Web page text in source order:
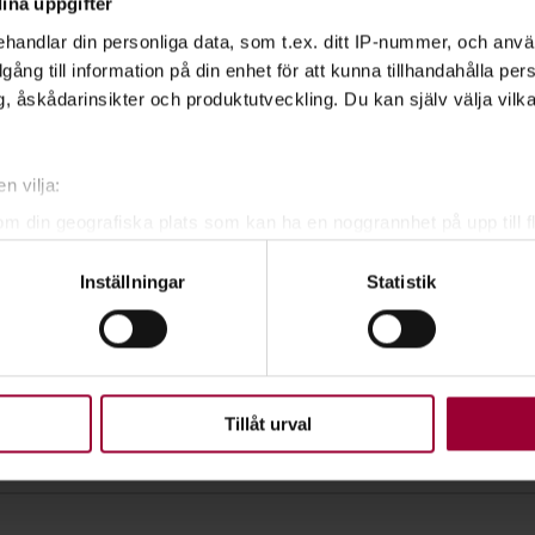
din personliga data, som t.ex. ditt IP-nummer, och
till information på din enhet för att kunna tillhandahålla
åskådarinsikter och produktutveckling. Du kan själv välja
vilja:
din geografiska plats som kan ha en noggrannhet på upp till
uppgifter behandlas och ställ in dina preferenser i
när som helst från cookie-förklaringen.
som möjligt använder vi kakor (cookies) på vår
Inställningar Statistik
Tillåt urval